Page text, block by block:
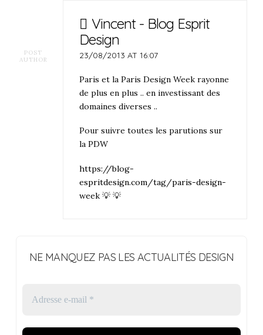
POST
AUTHOR
Vincent - Blog Esprit
Design
23/08/2013 AT 16:07
Paris et la Paris Design Week rayonne
de plus en plus .. en investissant des
domaines diverses ..
Pour suivre toutes les parutions sur
la PDW
https://blog-
espritdesign.com/tag/paris-design-
week 💡 💡
NE MANQUEZ PAS LES ACTUALITÉS DESIGN